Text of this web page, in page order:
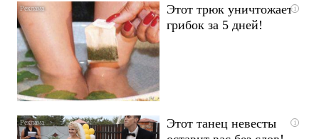
i
Этот трюк уничтожает
грибок за 5 дней!
i
Этот танец невесты